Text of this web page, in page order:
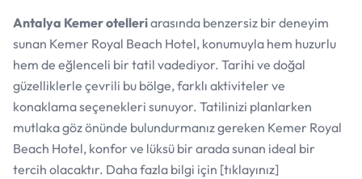
Antalya Kemer otelleriarasında benzersiz bir deneyim
sunan Kemer Royal Beach Hotel, konumuyla hem huzurlu
hem de eğlenceli bir tatil vadediyor. Tarihi ve doğal
güzelliklerle çevrili bu bölge, farklı aktiviteler ve
konaklama seçenekleri sunuyor. Tatilinizi planlarken
mutlaka göz önünde bulundurmanız gereken Kemer Royal
Beach Hotel, konfor ve lüksü bir arada sunan ideal bir
tercih olacaktır. Daha fazla bilgi için [tıklayınız]